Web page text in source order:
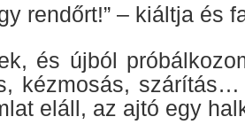
rendőrt!” – kiáltja és
és újból
kézmosás,
eláll, az ajtó egy